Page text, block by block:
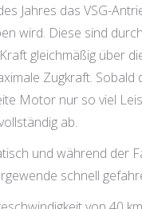
Jahres das VSG-
wird. Diese sind
gleichmäßig über
Zugkraft.
Motor nur so viel
ab.
und während der
schnell